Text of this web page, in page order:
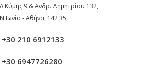
Λ.Κύμης 9 & Ανδρ. Δημητρίου 132,
Ν.Ιωνία - Αθήνα, 142 35
+30 210 6912133
+30 6947726280